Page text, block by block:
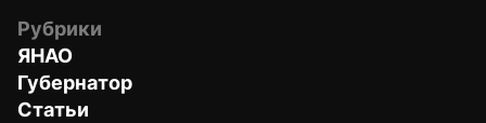
Рубрики
ЯНАО
Губернатор
Статьи